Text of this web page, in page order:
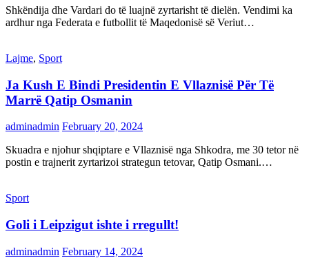
Shkëndija dhe Vardari do të luajnë zyrtarisht të dielën. Vendimi ka
ardhur nga Federata e futbollit të Maqedonisë së Veriut…
Lajme, Sport
Ja Kush E Bindi Presidentin E Vllaznisë Për Të
Marrë Qatip Osmanin
adminadmin February 20, 2024
Skuadra e njohur shqiptare e Vllaznisë nga Shkodra, me 30 tetor në
postin e trajnerit zyrtarizoi strategun tetovar, Qatip Osmani.…
Sport
Goli i Leipzigut ishte i rregullt!
adminadmin February 14, 2024